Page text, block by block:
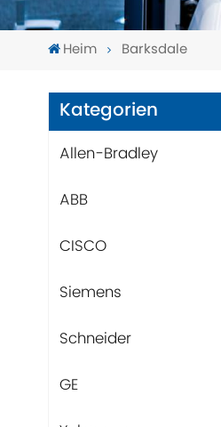
Heim Barksdale
Kategorien
Allen-Bradley
ABB
CISCO
Siemens
Schneider
GE